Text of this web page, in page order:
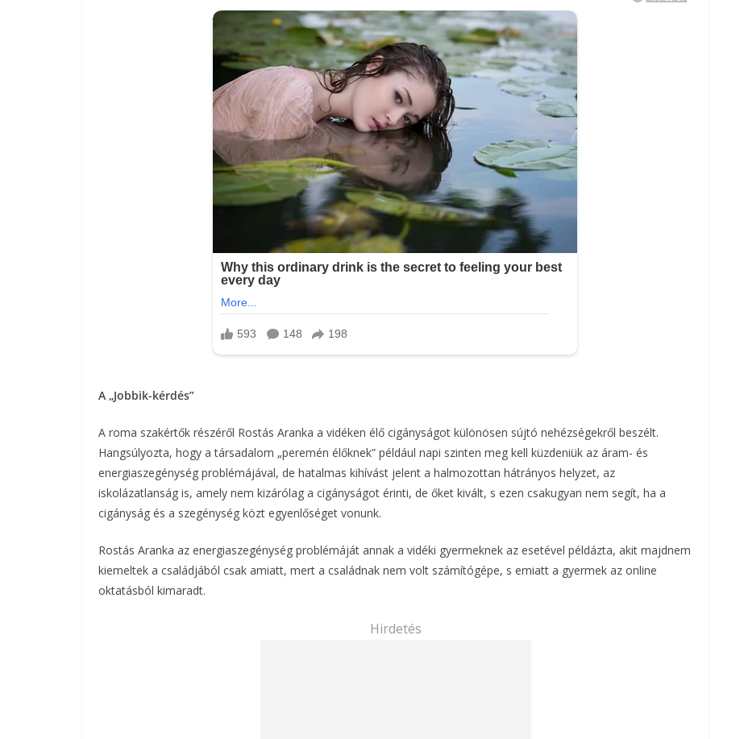
A „Jobbik-kérdés”
A roma szakértők részéről Rostás Aranka a vidéken élő cigányságot különösen sújtó nehézségekről beszélt.
Hangsúlyozta, hogy a társadalom „peremén élőknek” például napi szinten meg kell küzdeniük az áram- és
energiaszegénység problémájával, de hatalmas kihívást jelent a halmozottan hátrányos helyzet, az
iskolázatlanság is, amely nem kizárólag a cigányságot érinti, de őket kivált, s ezen csakugyan nem segít, ha a
cigányság és a szegénység közt egyenlőséget vonunk.
Rostás Aranka az energiaszegénység problémáját annak a vidéki gyermeknek az esetével példázta, akit majdnem
kiemeltek a családjából csak amiatt, mert a családnak nem volt számítógépe, s emiatt a gyermek az online
oktatásból kimaradt.
Hirdetés